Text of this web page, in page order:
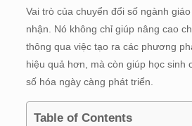
Vai trò của chuyển đổi số ngành
nhận. Nó không chỉ giúp nâng cao
thông qua việc tạo ra các phương
hiệu quả hơn, mà còn giúp học sinh
số hóa ngày càng phát triển.
Table of Contents